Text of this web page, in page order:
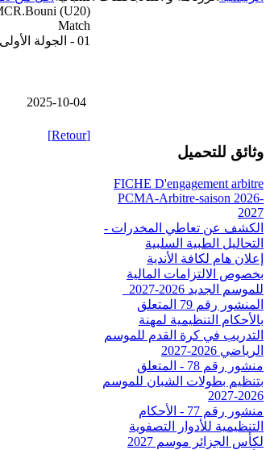
(U20)
Match
01 - الجولة الأولى
2025-10-04
[Retour]
وثائق للتحميل
FICHE D'engagement arbitre
PCMA-Arbitre-saison 2026-
2027
الكشف عن تعاطي المخدرات -
التحاليل الطبية السلبية
إعلان هام لكافة الأندية
بخصوص الالتزامات المالية
للموسم الجديد 2026-2027_
المنشور رقم 79 المتعلق
بالأحكام التنظيمية لمهنة
التدريب في كرة القدم للموسم
الرياضي 2026-2027
منشور رقم 78 - المتعلق
بتنظيم بطولات الشبان للموسم
2026-2027
منشور رقم 77 - الأحكام
التنظيمية للأدوار التصفوية
لكأس الجزائر موسم 2027